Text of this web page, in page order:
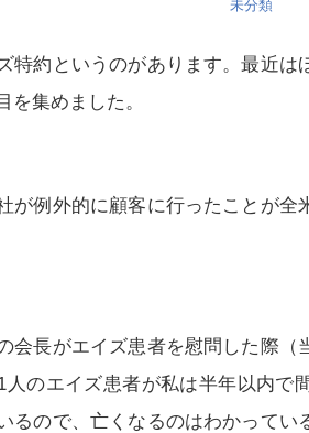
未分類
特約というのがあります。最近
を集めました。
が例外的に顧客に行ったことが全
会長がエイズ患者を慰問した際（
人のエイズ患者が私は半年以内で
るので、亡くなるのはわかって